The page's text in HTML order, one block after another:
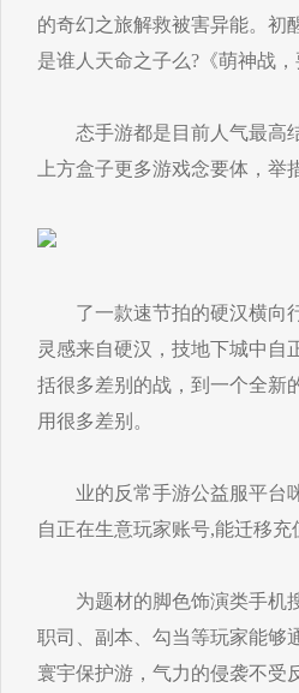
的奇幻之旅解救被害异能。初
是谁人天命之子么?《萌神战
态手游都是目前人气最高结
上方盒子更多游戏念要体，举
了一款速节拍的硬汉横向行
灵感来自硬汉，技地下城中自
括很多差别的战，到一个全新
用很多差别。
业的反常手游公益服平台咪
自正在生意玩家账号,能迁移
为题材的脚色饰演类手机搜
职司、副本、勾当等玩家能够
寰宇保护游，气力的侵袭不受